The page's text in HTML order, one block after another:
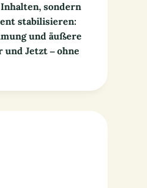
sondern
stabilisieren:
und äußere
Jetzt – ohne